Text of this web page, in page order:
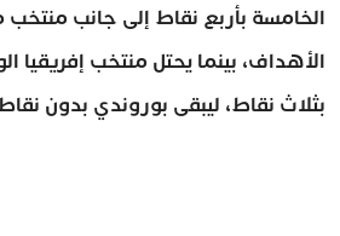
الخامسة بأربع نقاط إلى جانب منتخب
الأهداف، بينما يحتل منتخب إفريقيا
بثلاث نقاط، ليبقى بوروندي بدون